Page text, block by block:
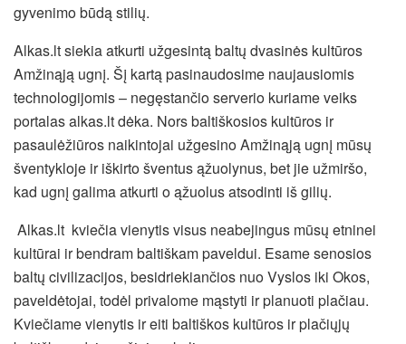
gyvenimo būdą stilių.
Alkas.lt siekia atkurti užgesintą baltų dvasinės kultūros
Amžinąją ugnį. Šį kartą pasinaudosime naujausiomis
technologijomis – negęstančio serverio kuriame veiks
portalas alkas.lt dėka. Nors baltiškosios kultūros ir
pasaulėžiūros naikintojai užgesino Amžinąją ugnį mūsų
šventykloje ir iškirto šventus ąžuolynus, bet jie užmiršo,
kad ugnį galima atkurti o ąžuolus atsodinti iš gilių.
Alkas.lt kviečia vienytis visus neabejingus mūsų etninei
kultūrai ir bendram baltiškam paveldui. Esame senosios
baltų civilizacijos, besidriekiančios nuo Vyslos iki Okos,
paveldėtojai, todėl privalome mąstyti ir planuoti plačiau.
Kviečiame vienytis ir eiti baltiškos kultūros ir plačiųjų